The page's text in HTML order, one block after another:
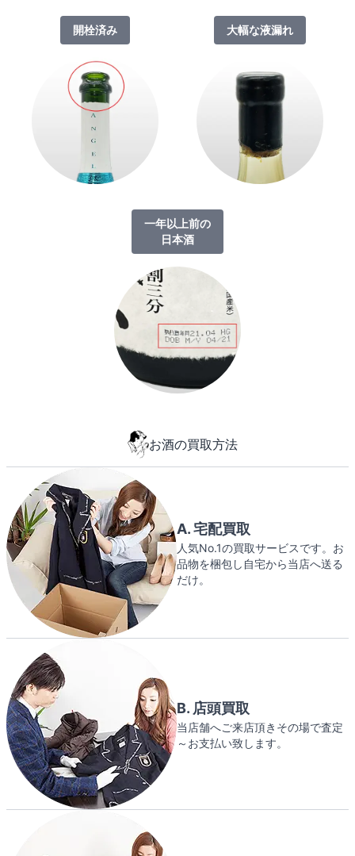
開栓済み 大幅な液漏れ
一年以上前の
日本酒
お酒の買取方法
A. 宅配買取
人気No.1の買取サービスです。お
品物を梱包し自宅から当店へ送る
だけ。
B. 店頭買取
当店舗へご来店頂きその場で査定
～お支払い致します。